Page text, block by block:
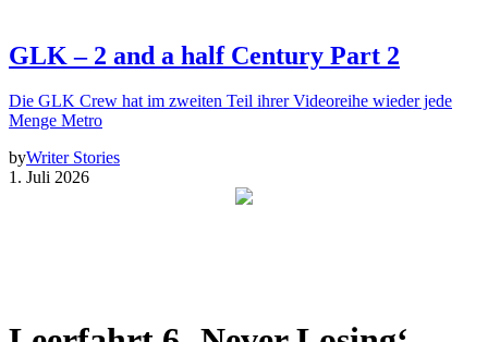
GLK – 2 and a half Century Part 2
Die GLK Crew hat im zweiten Teil ihrer Videoreihe wieder jede
Menge Metro
byWriter Stories
1. Juli 2026